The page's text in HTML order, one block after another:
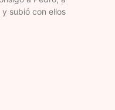
subió con ellos